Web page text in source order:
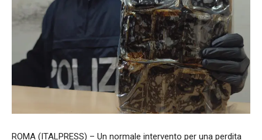
ROMA (ITALPRESS) – Un normale intervento per una perdita